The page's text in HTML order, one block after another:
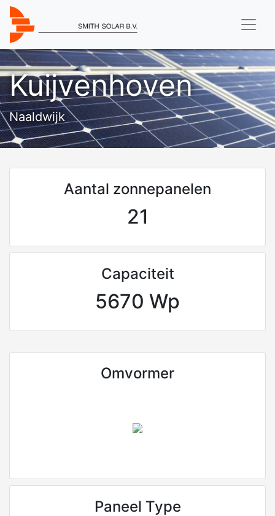
Kuijvenhoven
Naaldwijk
Aantal zonnepanelen
21
Capaciteit
5670 Wp
Omvormer
Paneel Type